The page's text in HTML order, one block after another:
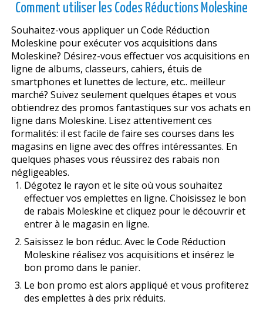
Comment utiliser les Codes Réductions Moleskine
Souhaitez-vous appliquer un Code Réduction
Moleskine pour exécuter vos acquisitions dans
Moleskine? Désirez-vous effectuer vos acquisitions en
ligne de albums, classeurs, cahiers, étuis de
smartphones et lunettes de lecture, etc.. meilleur
marché? Suivez seulement quelques étapes et vous
obtiendrez des promos fantastiques sur vos achats en
ligne dans Moleskine. Lisez attentivement ces
formalités: il est facile de faire ses courses dans les
magasins en ligne avec des offres intéressantes. En
quelques phases vous réussirez des rabais non
négligeables.
Dégotez le rayon et le site où vous souhaitez
effectuer vos emplettes en ligne. Choisissez le bon
de rabais Moleskine et cliquez pour le découvrir et
entrer à le magasin en ligne.
Saisissez le bon réduc. Avec le Code Réduction
Moleskine réalisez vos acquisitions et insérez le
bon promo dans le panier.
Le bon promo est alors appliqué et vous profiterez
des emplettes à des prix réduits.